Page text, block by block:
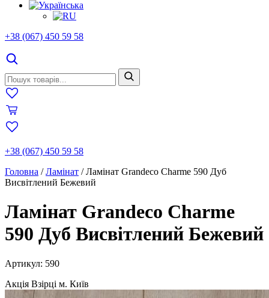
+38 (067) 450 59 58
+38 (067) 450 59 58
Головна /Ламінат /Ламінат Grandeco Charme 590 Дуб
Висвітлений Бежевий
Ламінат Grandeco Charme
590 Дуб Висвітлений Бежевий
Артикул: 590
Акція Взірці м. Київ